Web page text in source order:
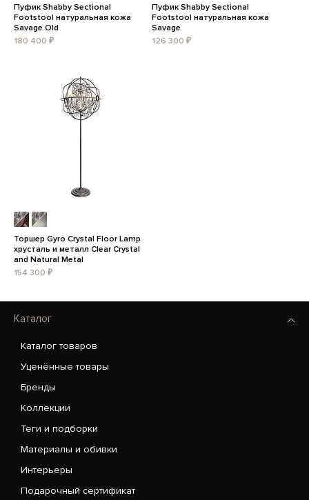
Пуфик Shabby Sectional
Footstool натуральная кожа
Savage Old
180 400 ₽
Пуфик Shabby Sectional
Footstool натуральная кожа
Savage
126 300 ₽
Торшер Gyro Crystal Floor Lamp
хрусталь и металл Clear Crystal
and Natural Metal
154 300 ₽
Каталог
Каталог товаров
Уценённые товары
Бренды
Коллекции
Теги и подборки
Материалы и обивки
Интерьеры
Подарочный сертификат